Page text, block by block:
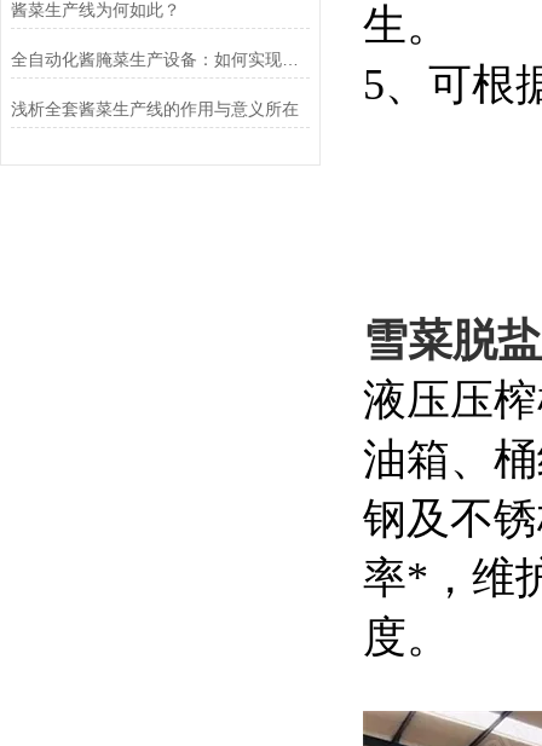
酱菜生产线为何如此？
全自动化酱腌菜生产设备：如何实现规模化与高效生产
浅析全套酱菜生产线的作用与意义所在
生。
5、可根
雪菜脱
液压压
油箱、
钢及不
率*，维
度。